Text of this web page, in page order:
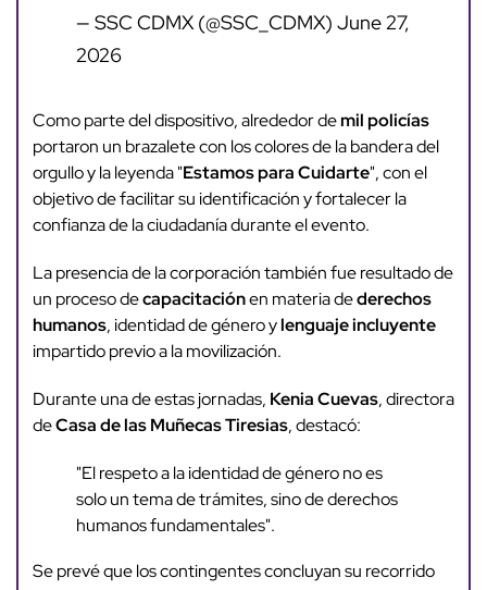
— SSC CDMX (@SSC_CDMX) June 27,
2026
Como parte del dispositivo, alrededor demil policías
portaron un brazalete con los colores de la bandera del
orgullo y la leyenda "Estamos para Cuidarte", con el
objetivo de facilitar su identificación y fortalecer la
confianza de la ciudadanía durante el evento.
La presencia de la corporación también fue resultado de
un proceso decapacitaciónen materia dederechos
humanos, identidad de género ylenguaje incluyente
impartido previo a la movilización.
Durante una de estas jornadas, Kenia Cuevas, directora
deCasa de las Muñecas Tiresias, destacó:
"El respeto a la identidad de género no es
solo un tema de trámites, sino de derechos
humanos fundamentales".
Se prevé que los contingentes concluyan su recorrido